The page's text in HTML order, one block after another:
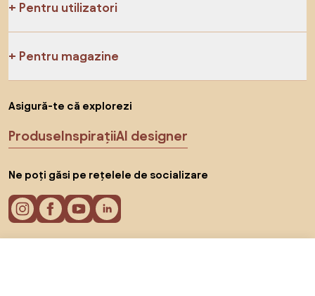
Pentru utilizatori
Pentru magazine
Asigură-te că explorezi
ProduseInspirațiiAI designer
Ne poți găsi pe rețelele de socializare